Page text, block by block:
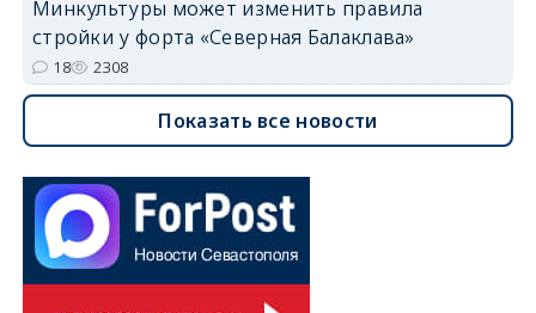
Минкультуры может изменить правила
стройки у форта «Северная Балаклава»
18 2308
Показать все новости